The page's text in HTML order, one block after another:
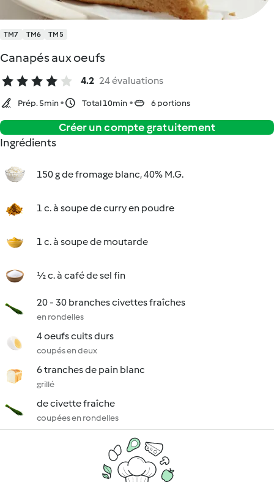
TM7 TM6 TM5
Canapés aux oeufs
4.2 24 évaluations
Prép. 5min Total 10min 6 portions
Créer un compte gratuitement
Ingrédients
150 g de fromage blanc, 40% M.G.
1 c. à soupe de curry en poudre
1 c. à soupe de moutarde
½ c. à café de sel fin
20 - 30 branches civettes fraîches
en rondelles
4 oeufs cuits durs
coupés en deux
6 tranches de pain blanc
grillé
de civette fraîche
coupées en rondelles